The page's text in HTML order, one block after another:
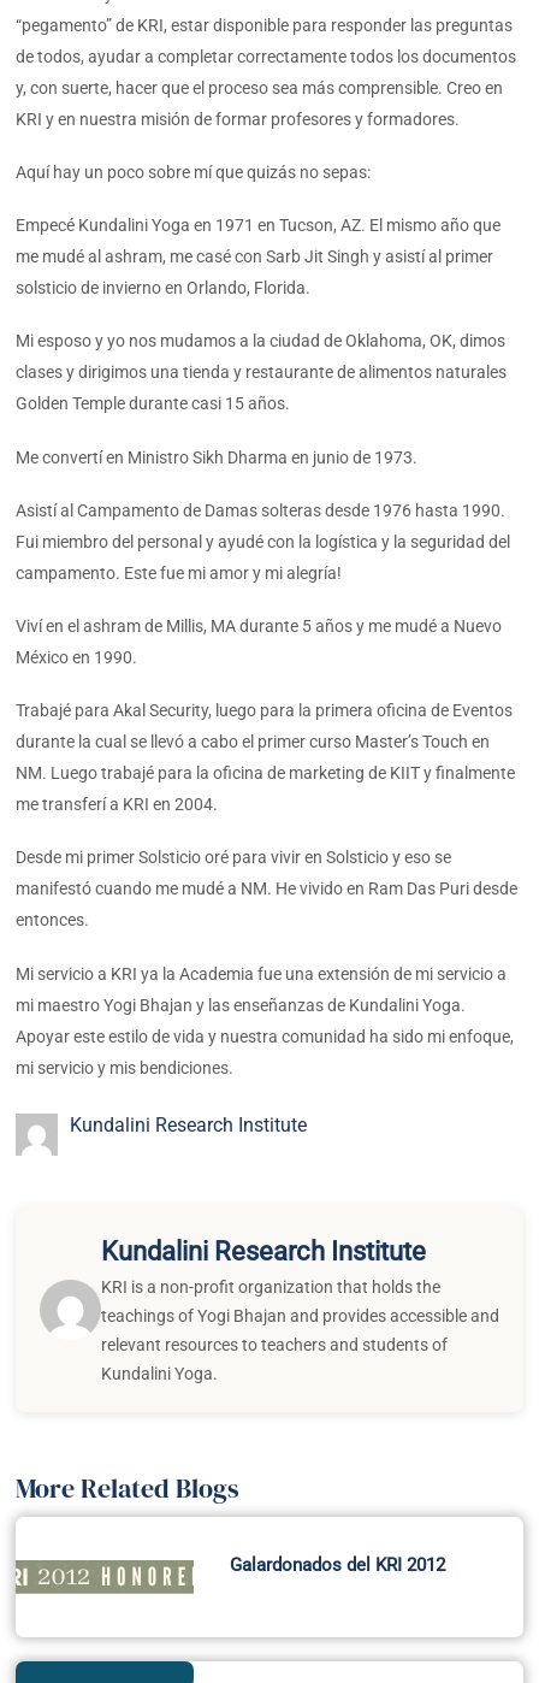
“pegamento” de KRI, estar disponible para responder las preguntas
de todos, ayudar a completar correctamente todos los documentos
y, con suerte, hacer que el proceso sea más comprensible. Creo en
KRI y en nuestra misión de formar profesores y formadores.
Aquí hay un poco sobre mí que quizás no sepas:
Empecé Kundalini Yoga en 1971 en Tucson, AZ. El mismo año que
me mudé al ashram, me casé con Sarb Jit Singh y asistí al primer
solsticio de invierno en Orlando, Florida.
Mi esposo y yo nos mudamos a la ciudad de Oklahoma, OK, dimos
clases y dirigimos una tienda y restaurante de alimentos naturales
Golden Temple durante casi 15 años.
Me convertí en Ministro Sikh Dharma en junio de 1973.
Asistí al Campamento de Damas solteras desde 1976 hasta 1990.
Fui miembro del personal y ayudé con la logística y la seguridad del
campamento. Este fue mi amor y mi alegría!
Viví en el ashram de Millis, MA durante 5 años y me mudé a Nuevo
México en 1990.
Trabajé para Akal Security, luego para la primera oficina de Eventos
durante la cual se llevó a cabo el primer curso Master’s Touch en
NM. Luego trabajé para la oficina de marketing de KIIT y finalmente
me transferí a KRI en 2004.
Desde mi primer Solsticio oré para vivir en Solsticio y eso se
manifestó cuando me mudé a NM. He vivido en Ram Das Puri desde
entonces.
Mi servicio a KRI ya la Academia fue una extensión de mi servicio a
mi maestro Yogi Bhajan y las enseñanzas de Kundalini Yoga.
Apoyar este estilo de vida y nuestra comunidad ha sido mi enfoque,
mi servicio y mis bendiciones.
Kundalini Research Institute
Kundalini Research Institute
KRI is a non-profit organization that holds the
teachings of Yogi Bhajan and provides accessible and
relevant resources to teachers and students of
Kundalini Yoga.
More Related Blogs
Galardonados del KRI 2012